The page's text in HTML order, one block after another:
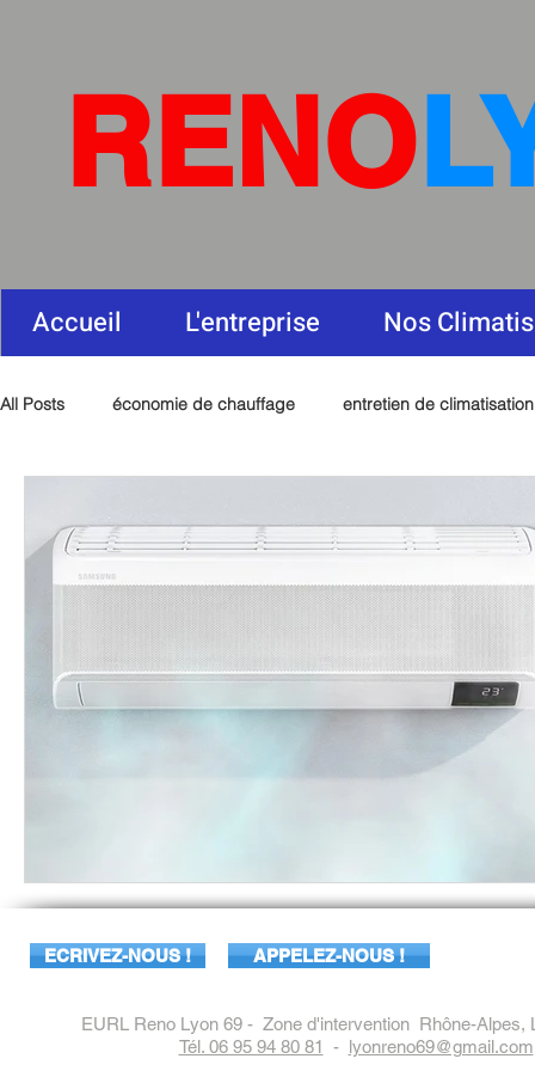
RENO
Accueil L'entreprise Nos
All Posts économie de chauffage entretien de climatisation
ECRIVEZ-NOUS ! APPELEZ-NOUS !
EURL Reno Lyon 69 - Zone d'intervention Rhône-Alpes,
Tél. 06 95 94 80 81 - lyonreno69@gmail.com